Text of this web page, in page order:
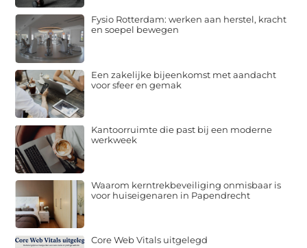
Fysio Rotterdam: werken aan herstel, kracht
en soepel bewegen
Een zakelijke bijeenkomst met aandacht
voor sfeer en gemak
Kantoorruimte die past bij een moderne
werkweek
Waarom kerntrekbeveiliging onmisbaar is
voor huiseigenaren in Papendrecht
Core Web Vitals uitgelegd